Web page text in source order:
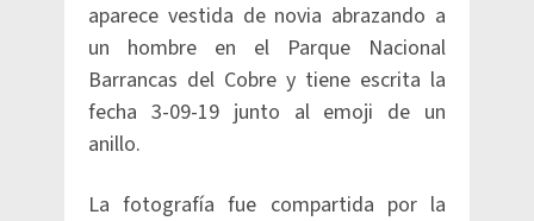
aparece vestida de novia abrazando a
un hombre en el Parque Nacional
Barrancas del Cobre y tiene escrita la
fecha 3-09-19 junto al emoji de un
anillo.
La fotografía fue compartida por la